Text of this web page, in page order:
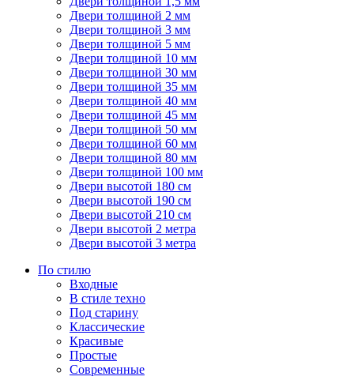
Двери толщиной 2 мм
Двери толщиной 3 мм
Двери толщиной 5 мм
Двери толщиной 10 мм
Двери толщиной 30 мм
Двери толщиной 35 мм
Двери толщиной 40 мм
Двери толщиной 45 мм
Двери толщиной 50 мм
Двери толщиной 60 мм
Двери толщиной 80 мм
Двери толщиной 100 мм
Двери высотой 180 см
Двери высотой 190 см
Двери высотой 210 см
Двери высотой 2 метра
Двери высотой 3 метра
По стилю
Входные
В стиле техно
Под старину
Классические
Красивые
Простые
Современные